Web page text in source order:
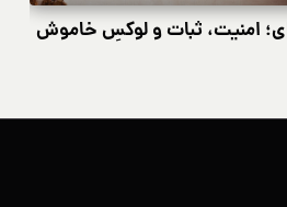
امنیت، ثبات و لوکسِ خاموش